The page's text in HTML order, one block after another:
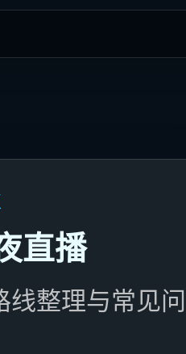
直播
线整理与常见问